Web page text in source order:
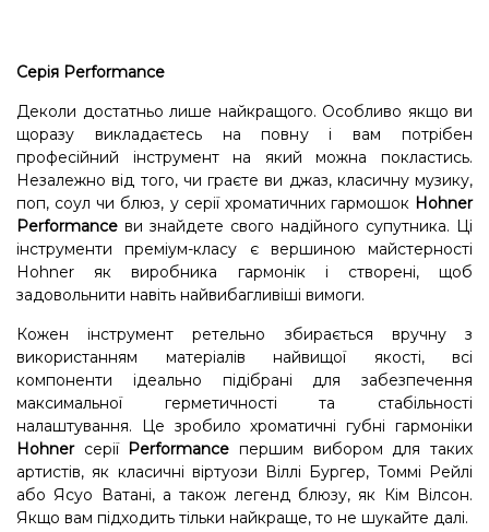
Серія Performance
Деколи достатньо лише найкращого. Особливо якщо ви
щоразу викладаєтесь на повну і вам потрібен
професійний інструмент на який можна покластись.
Незалежно від того, чи граєте ви джаз, класичну музику,
поп, соул чи блюз, у серії хроматичних гармошок Hohner
Performance ви знайдете свого надійного супутника. Ці
інструменти преміум-класу є вершиною майстерності
Hohner як виробника гармонік і створені, щоб
задовольнити навіть найвибагливіші вимоги.
Кожен інструмент ретельно збирається вручну з
використанням матеріалів найвищої якості, всі
компоненти ідеально підібрані для забезпечення
максимальної герметичності та стабільності
налаштування. Це зробило хроматичні губні гармоніки
Hohner серії Performanceпершим вибором для таких
артистів, як класичні віртуози Віллі Бургер, Томмі Рейлі
або Ясуо Ватані, а також легенд блюзу, як Кім Вілсон.
Якщо вам підходить тільки найкраще, то не шукайте далі.